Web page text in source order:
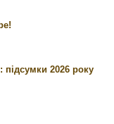
2026 року